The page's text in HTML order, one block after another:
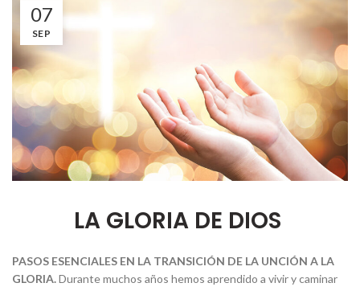
07
SEP
LA GLORIA DE DIOS
PASOS ESENCIALES EN LA TRANSICIÓN DE LA UNCIÓN A LA
GLORIA.Durante muchos años hemos aprendido a vivir y caminar